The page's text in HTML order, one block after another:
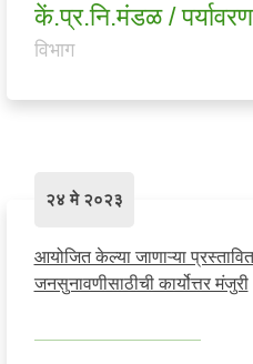
कें.प्र.नि.मंडळ / पर्यावरण
विभाग
२४ मे २०२३
आयोजित केल्या जाणाऱ्या प्रस्तावित
जनसुनावणीसाठीची कार्योत्तर मंजुरी